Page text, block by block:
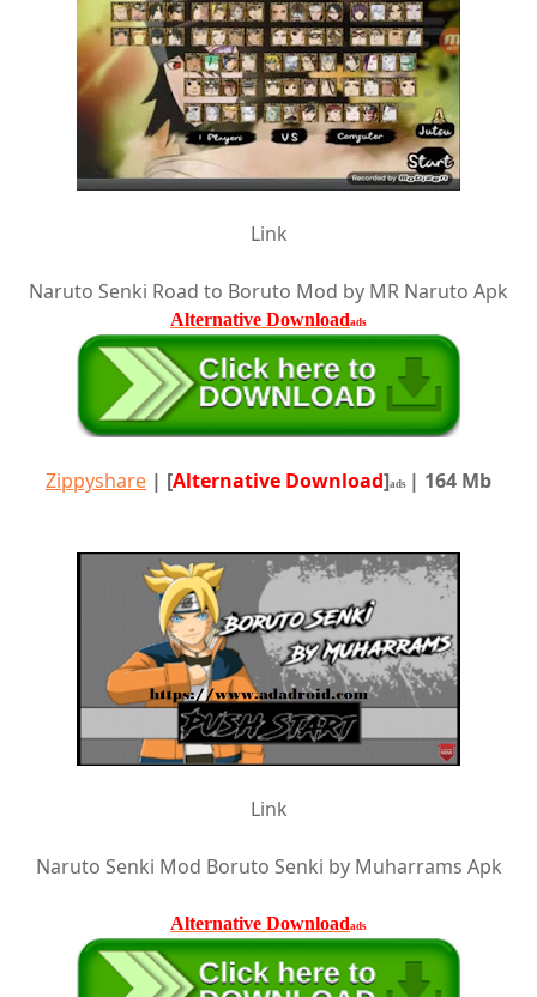
Link
Naruto Senki Road to Boruto Mod by MR Naruto Apk
Alternative Downloadads
Zippyshare | [Alternative Download]ads | 164 Mb
Link
Naruto Senki Mod Boruto Senki by Muharrams Apk
Alternative Downloadads